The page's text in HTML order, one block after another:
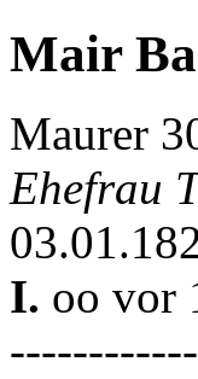
Mair
Maurer
Ehefrau
I. oo vor